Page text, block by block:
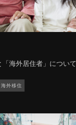
「海外居住者」について
海外移住